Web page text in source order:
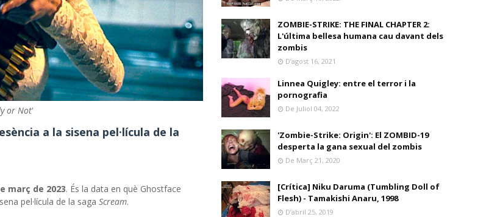
or Not'
a la sisena pel·lícula de la
març de 2023. És la data en què Ghostface
pel·lícula de la saga Scream.
ZOMBIE-STRIKE: THE FINAL CHAPTER 2:
L'última bellesa humana cau davant dels
zombis
D’agost 16, 2021
Linnea Quigley: entre el terror i la
pornografia
De Juliol 04, 2022
'Zombie-Strike: Origin': El ZOMBID-19
desperta la gana sexual del zombis
De Març 21, 2020
[Crítica] Niku Daruma (Tumbling Doll of
Flesh) - Tamakishi Anaru, 1998
D’abril 25, 2019